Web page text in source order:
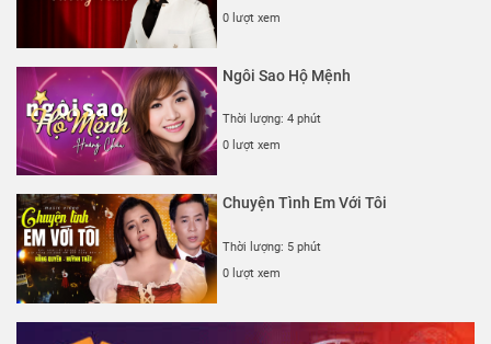
0 lượt xem
Ngôi Sao Hộ Mệnh
Thời lượng: 4 phút
0 lượt xem
Chuyện Tình Em Với Tôi
Thời lượng: 5 phút
0 lượt xem